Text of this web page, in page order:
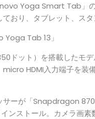
Yoga Smart Tab」
おり、タブレット、ス
Yoga Tab 13」
ドット）を搭載したモ
HDMI入力端子を装
サーが「Snapdragon
インストール。カメラ画素